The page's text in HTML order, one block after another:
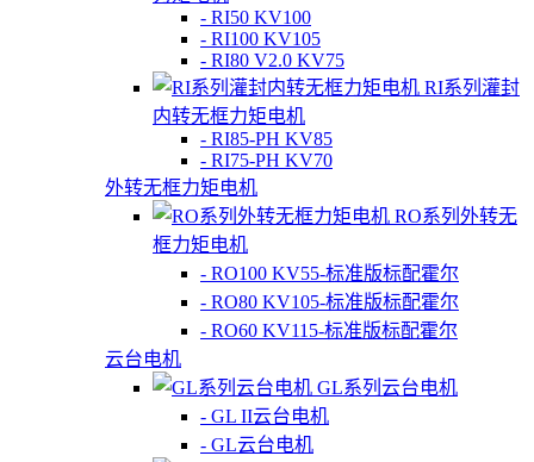
- RI50 KV100
- RI100 KV105
- RI80 V2.0 KV75
RI系列灌封
内转无框力矩电机
- RI85-PH KV85
- RI75-PH KV70
外转无框力矩电机
RO系列外转无
框力矩电机
- RO100 KV55-标准版标配霍尔
- RO80 KV105-标准版标配霍尔
- RO60 KV115-标准版标配霍尔
云台电机
GL系列云台电机
- GL II云台电机
- GL云台电机